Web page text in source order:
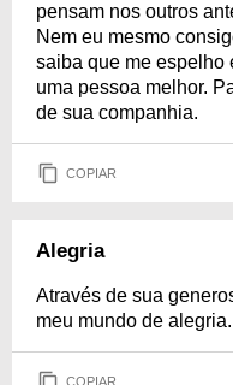
pensam nos outros
Nem eu mesmo
saiba que me espelho
uma pessoa melhor.
de sua companhia.
COPIAR
Alegria
Através de sua
meu mundo de alegria.
COPIAR